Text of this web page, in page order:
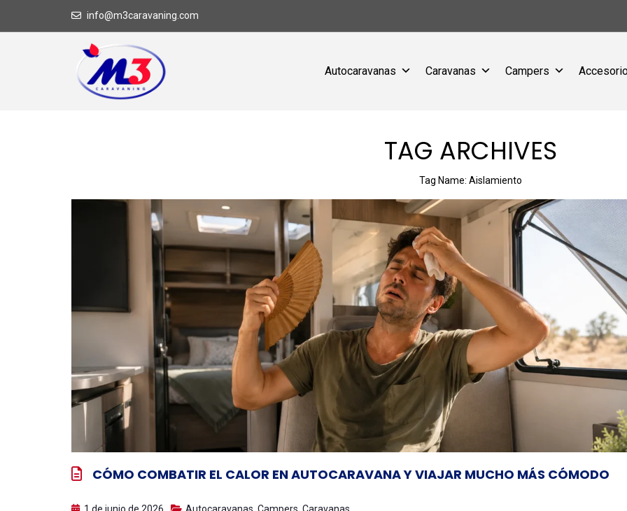
info@m3caravaning.com
Autocaravanas Caravanas Campers
TAG ARCHIVES
Tag Name: Aislamiento
CÓMO COMBATIR EL CALOR EN AUTOCARAVANA Y VIAJAR MUCHO MÁS CÓMODO